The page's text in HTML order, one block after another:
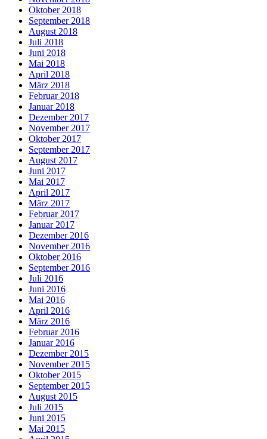
Oktober 2018
September 2018
August 2018
Juli 2018
Juni 2018
Mai 2018
April 2018
März 2018
Februar 2018
Januar 2018
Dezember 2017
November 2017
Oktober 2017
September 2017
August 2017
Juni 2017
Mai 2017
April 2017
März 2017
Februar 2017
Januar 2017
Dezember 2016
November 2016
Oktober 2016
September 2016
Juli 2016
Juni 2016
Mai 2016
April 2016
März 2016
Februar 2016
Januar 2016
Dezember 2015
November 2015
Oktober 2015
September 2015
August 2015
Juli 2015
Juni 2015
Mai 2015